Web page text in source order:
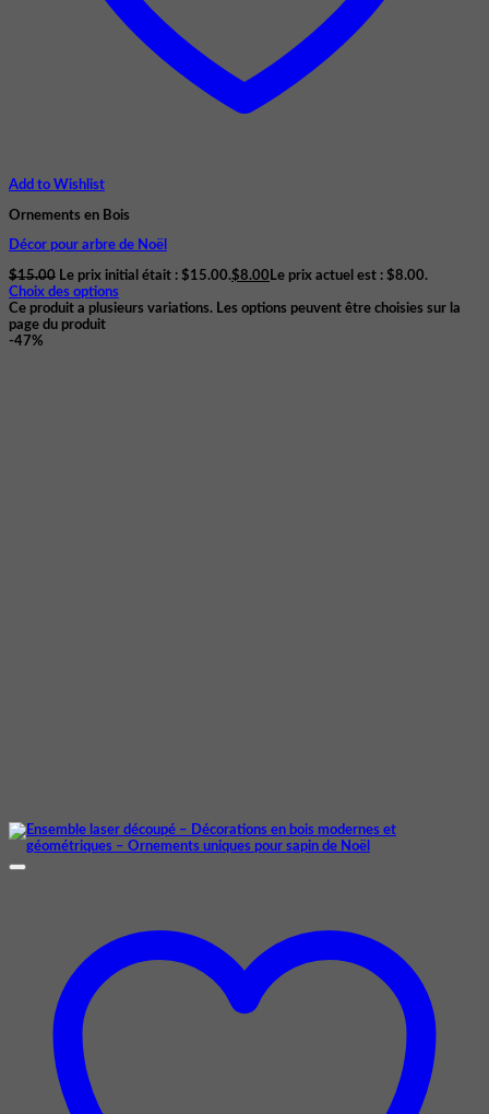
Add to Wishlist
Ornements en Bois
Décor pour arbre de Noël
$15.00 Le prix initial était : $15.00.$8.00 Le prix actuel est : $8.00.
Choix des options
Ce produit a plusieurs variations. Les options peuvent être choisies sur la
page du produit
-47%